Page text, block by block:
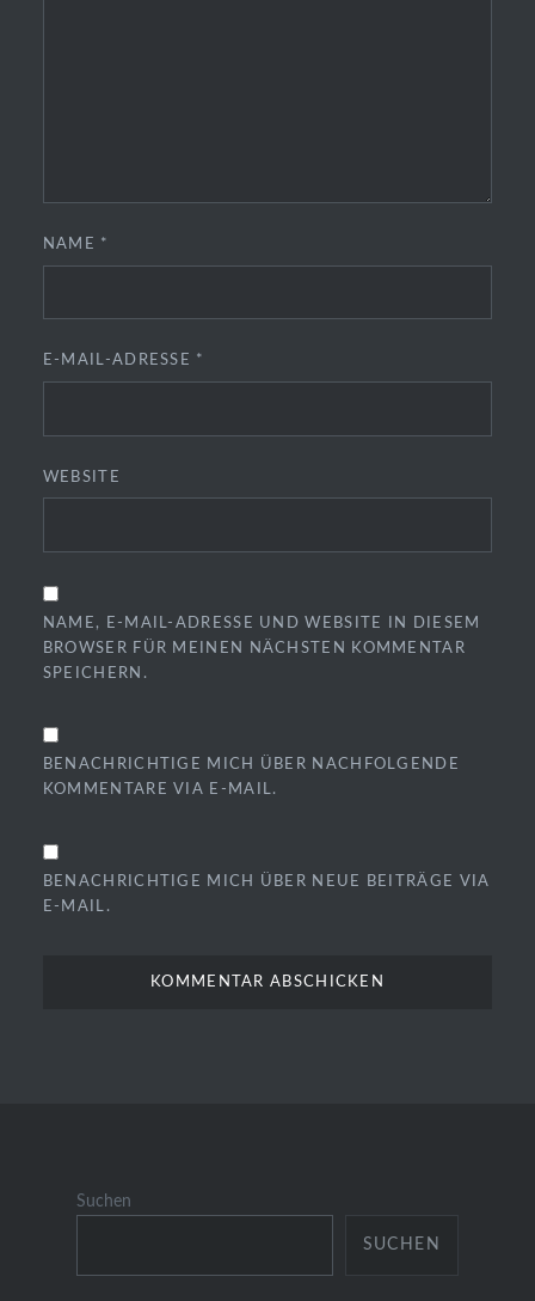
NAME *
E-MAIL-ADRESSE *
WEBSITE
NAME, E-MAIL-ADRESSE UND WEBSITE IN DIESEM
BROWSER FÜR MEINEN NÄCHSTEN KOMMENTAR
SPEICHERN.
BENACHRICHTIGE MICH ÜBER NACHFOLGENDE
KOMMENTARE VIA E-MAIL.
BENACHRICHTIGE MICH ÜBER NEUE BEITRÄGE VIA
E-MAIL.
Suchen
SUCHEN